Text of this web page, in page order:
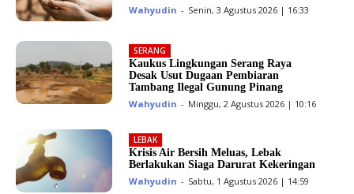
Wahyudin - Senin, 3 Agustus 2026 | 16:33
SERANG
Kaukus Lingkungan Serang Raya
Desak Usut Dugaan Pembiaran
Tambang Ilegal Gunung Pinang
Wahyudin - Minggu, 2 Agustus 2026 | 10:16
LEBAK
Krisis Air Bersih Meluas, Lebak
Berlakukan Siaga Darurat Kekeringan
Wahyudin - Sabtu, 1 Agustus 2026 | 14:59